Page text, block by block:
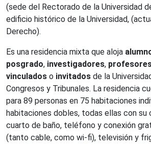
(sede del Rectorado de la Universidad
edificio histórico de la Universidad,
Derecho).
Es una residencia mixta que aloja
posgrado, investigadores,
vinculados o invitados de la
Congresos y Tribunales. La residencia
para 89 personas en 75 habitaciones
habitaciones dobles, todas ellas con su
cuarto de baño, teléfono y conexión
(tanto cable, como wi-fi), televisión y